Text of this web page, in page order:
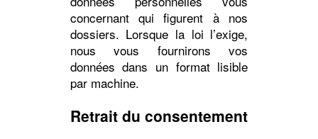
concernant qui figurent à nos
dossiers. Lorsque la loi l’exige,
nous vous fournirons vos
données dans un format lisible
par machine.
Retrait du consentement